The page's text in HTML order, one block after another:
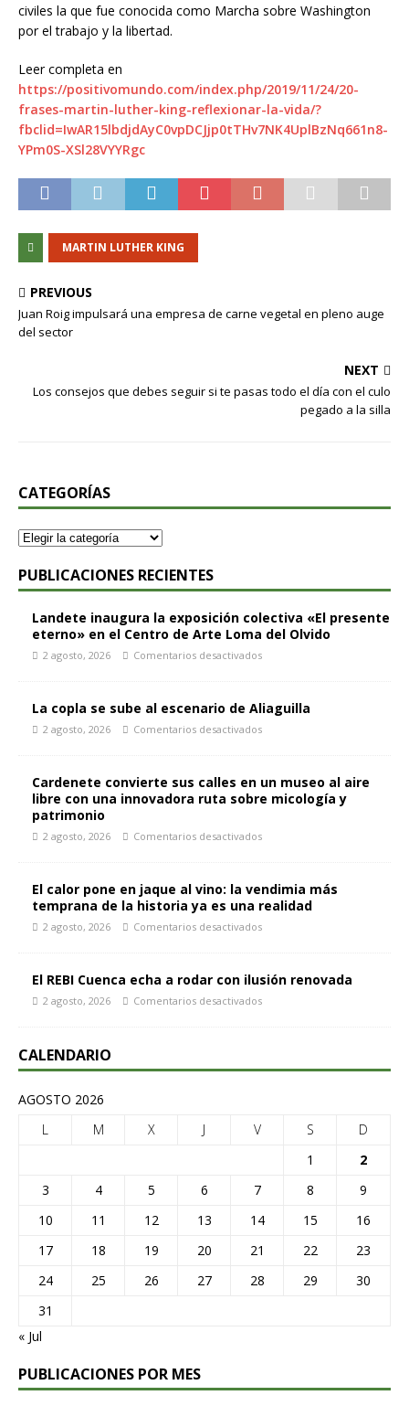
civiles la que fue conocida como Marcha sobre Washington
por el trabajo y la libertad.
Leer completa en
https://positivomundo.com/index.php/2019/11/24/20-
frases-martin-luther-king-reflexionar-la-vida/?
fbclid=IwAR15lbdjdAyC0vpDCJjp0tTHv7NK4UplBzNq661n8-
YPm0S-XSl28VYYRgc
MARTIN LUTHER KING
PREVIOUS
Juan Roig impulsará una empresa de carne vegetal en pleno auge
del sector
NEXT
Los consejos que debes seguir si te pasas todo el día con el culo
pegado a la silla
CATEGORÍAS
PUBLICACIONES RECIENTES
Landete inaugura la exposición colectiva «El presente
eterno» en el Centro de Arte Loma del Olvido
2 agosto, 2026 Comentarios desactivados
La copla se sube al escenario de Aliaguilla
2 agosto, 2026 Comentarios desactivados
Cardenete convierte sus calles en un museo al aire
libre con una innovadora ruta sobre micología y
patrimonio
2 agosto, 2026 Comentarios desactivados
El calor pone en jaque al vino: la vendimia más
temprana de la historia ya es una realidad
2 agosto, 2026 Comentarios desactivados
El REBI Cuenca echa a rodar con ilusión renovada
2 agosto, 2026 Comentarios desactivados
CALENDARIO
AGOSTO 2026
L
M X J V S
D
1
2
3
4 5 6 7 8
9
10
11 12 13 14 15
16
17
18 19 20 21 22
23
24
25 26 27 28 29
30
31
« Jul
PUBLICACIONES POR MES